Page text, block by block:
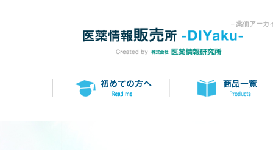
－薬価アー